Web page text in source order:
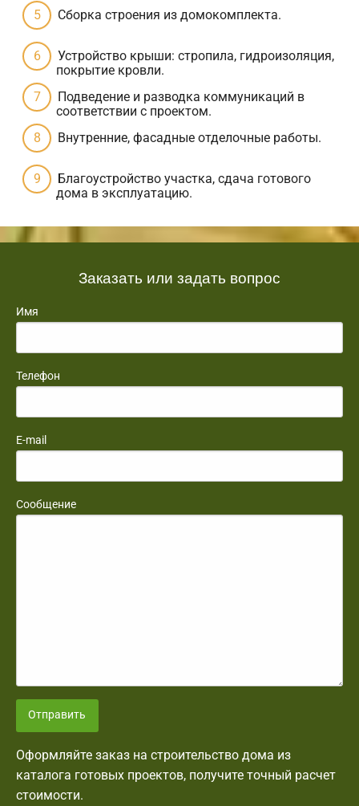
Сборка строения из домокомплекта.
Устройство крыши: стропила, гидроизоляция,
покрытие кровли.
Подведение и разводка коммуникаций в
соответствии с проектом.
Внутренние, фасадные отделочные работы.
Благоустройство участка, сдача готового
дома в эксплуатацию.
Заказать или задать вопрос
Имя
Телефон
E-mail
Сообщение
Отправить
Оформляйте заказ на строительство дома из
каталога готовых проектов, получите точный расчет
стоимости.